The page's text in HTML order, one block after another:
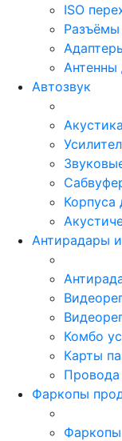
ISO
Разъёмы
Антенны
Автозвук
Акустика
Корпуса
Антирадары
Комбо
Карты
Фаркопы
Фаркопы